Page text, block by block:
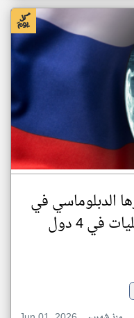
الدبلوماسي في
إفريقيا بافتتاح ممثليات في 4 دول